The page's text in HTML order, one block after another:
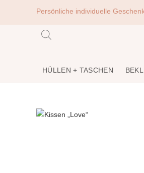
Persönliche individuelle
HÜLLEN + TASCHEN